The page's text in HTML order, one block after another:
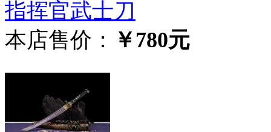
指挥官武士刀
本店售价： ￥780元